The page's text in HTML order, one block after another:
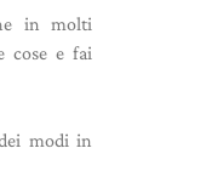
in molti
cose e fai
modi in